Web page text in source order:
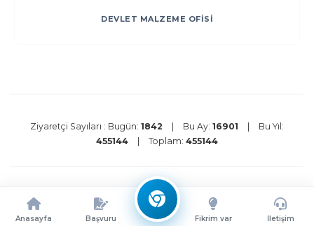
DEVLET MALZEME OFİSİ
Ziyaretçi Sayıları : Bugün: 1842 Bu Ay: 16901
Bu Yıl:
455144
Toplam: 455144
Gizlilik Politikası
2026 Ata Teknokent Tüm Hakları Saklıdır.
Anasayfa Başvuru Fikrim var İletişim